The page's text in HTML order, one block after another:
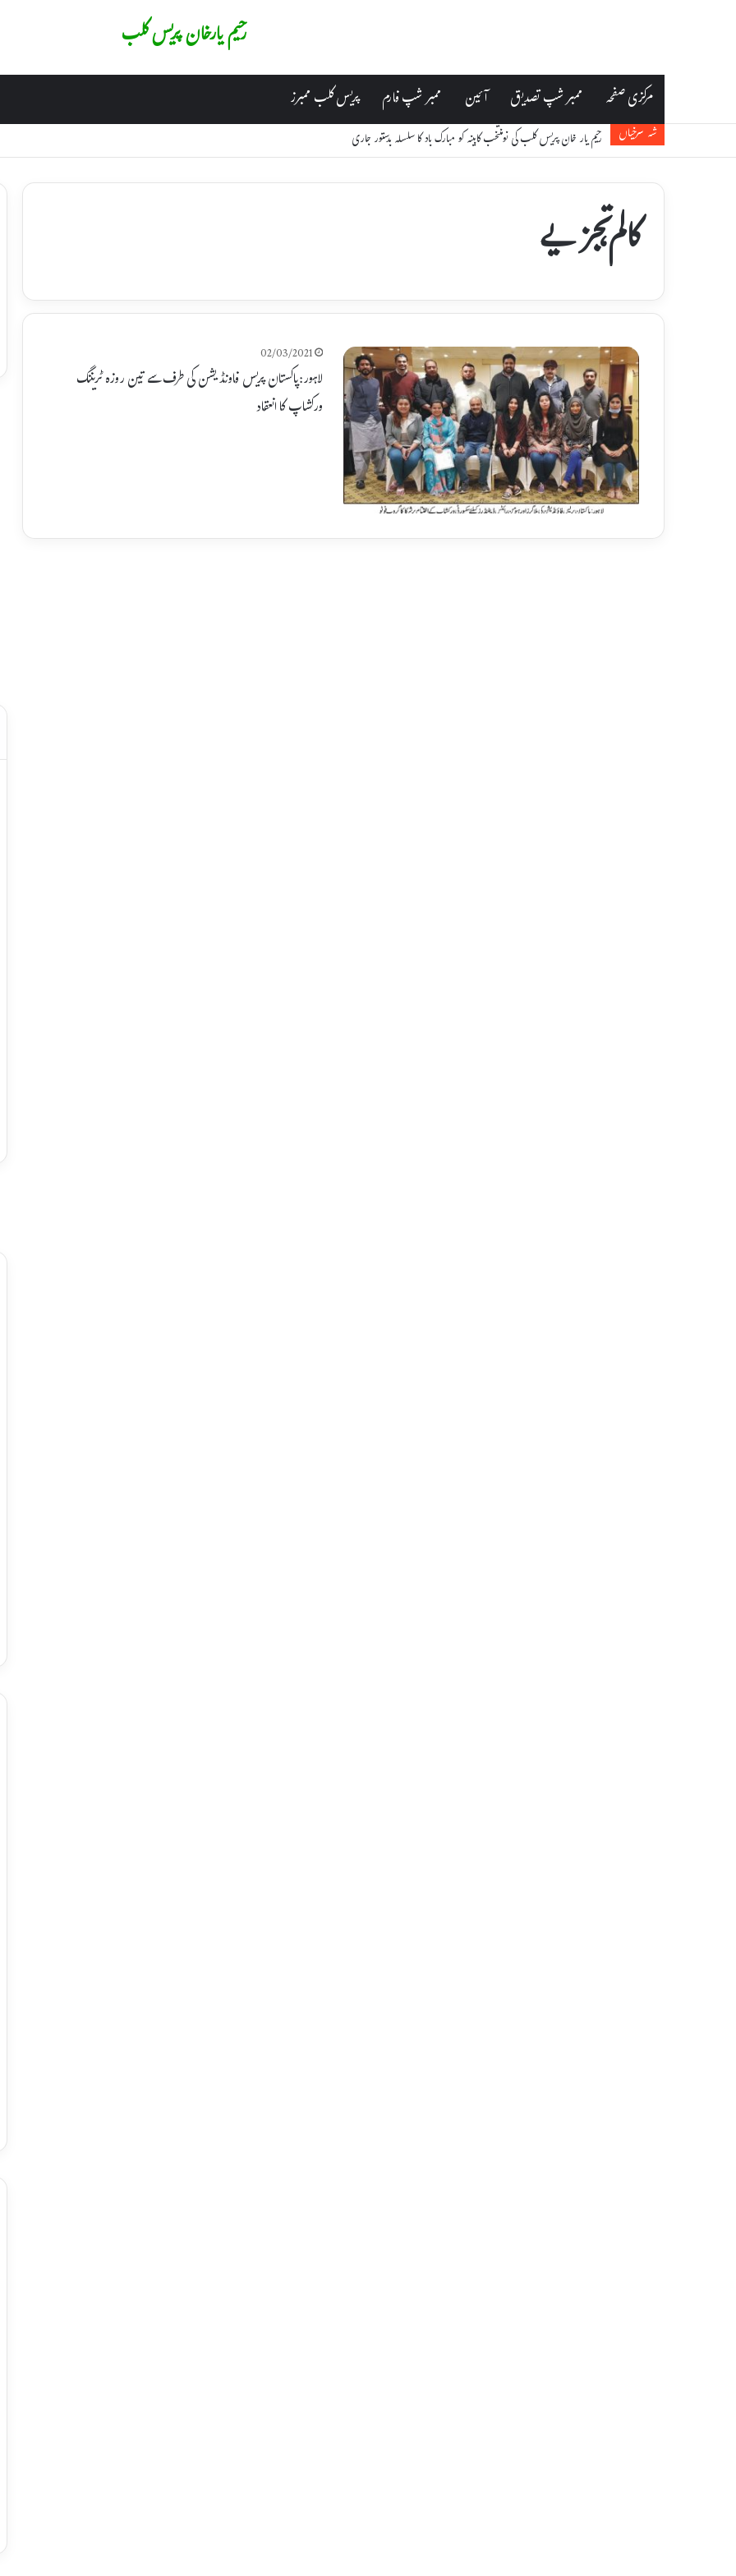
رحیم یارخان پریس کلب
مرکزی صفحہ ممبر شپ تصدیق آئین ممبر شپ فارم پریس کلب ممبرز
شہ سرخیاں رحیم یار خان پریس کلب کی نومنتخب کابینہ کو مبارک باد کا سلسلہ بدستور جاری
کالم،تجزیے
02/03/2021
لاہور:پاکستان پریس فاونڈیشن کی طرف سے تین روزہ ٹریننگ
ورکشاپ کا انعقاد